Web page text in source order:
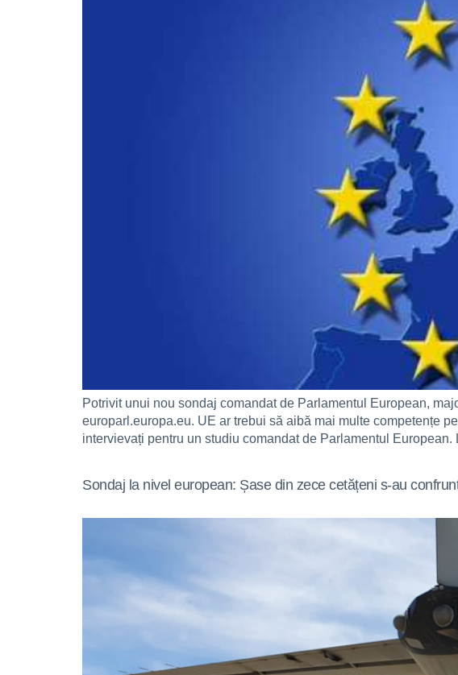
Potrivit unui nou sondaj comandat de Parlamentul European,
europarl.europa.eu. UE ar trebui să aibă mai multe competențe
intervievați pentru un studiu comandat de Parlamentul
Sondaj la nivel european: Șase din zece cetățeni s-au